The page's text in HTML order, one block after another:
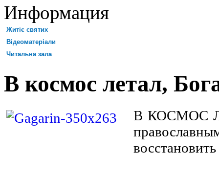
Информация
Житіє святих
Відеоматеріали
Читальна зала
В космос летал,
В КОСМОС